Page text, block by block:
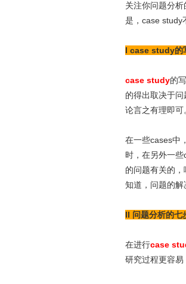
关注你问题分
是，case study
I case study
case study的
的得出取决于
论言之有理即可
在一些cases中
时，在另外一
的问题有关的
知道，问题的解
II 问题分析的
在进行case
研究过程更容易